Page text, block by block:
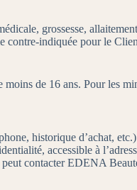
grossesse,
contre-indiquée pour le
de 16 ans. Pour les
historique d’achat,
accessible à
contacter EDENA